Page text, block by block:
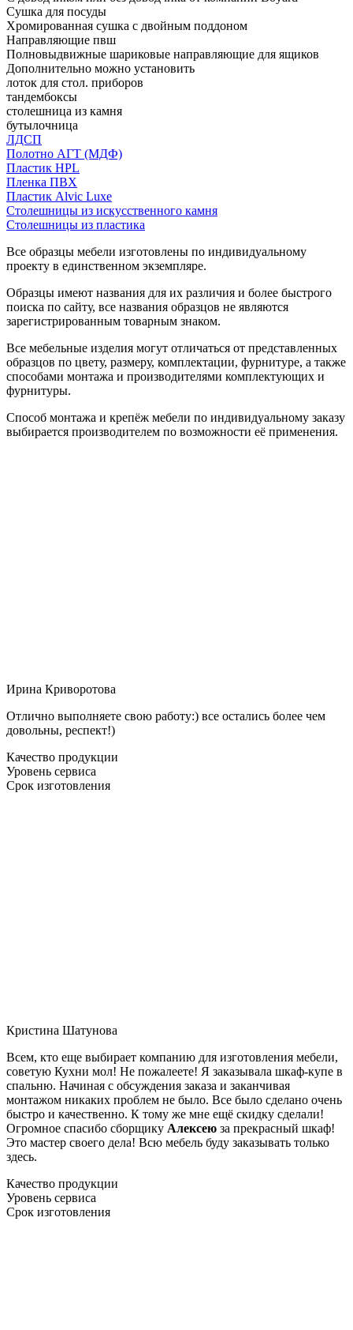
Сушка для посуды
Хромированная сушка с двойным поддоном
Направляющие пвш
Полновыдвижные шариковые направляющие для ящиков
Дополнительно можно установить
лоток для стол. приборов
тандембоксы
столешница из камня
бутылочница
ЛДСП
Полотно АГТ (МДФ)
Пластик HPL
Пленка ПВХ
Пластик Alvic Luxe
Столешницы из искусственного камня
Столешницы из пластика
Все образцы мебели изготовлены по индивидуальному
проекту в единственном экземпляре.
Образцы имеют названия для их различия и более быстрого
поиска по сайту, все названия образцов не являются
зарегистрированным товарным знаком.
Все мебельные изделия могут отличаться от представленных
образцов по цвету, размеру, комплектации, фурнитуре, а также
способами монтажа и производителями комплектующих и
фурнитуры.
Способ монтажа и крепёж мебели по индивидуальному заказу
выбирается производителем по возможности её применения.
Ирина Криворотова
Отлично выполняете свою работу:) все остались более чем
довольны, респект!)
Качество продукции
Уровень сервиса
Срок изготовления
Кристина Шатунова
Всем, кто еще выбирает компанию для изготовления мебели,
советую Кухни мол! Не пожалеете! Я заказывала шкаф-купе в
спальню. Начиная с обсуждения заказа и заканчивая
монтажом никаких проблем не было. Все было сделано очень
быстро и качественно. К тому же мне ещё скидку сделали!
Огромное спасибо сборщику Алексею за прекрасный шкаф!
Это мастер своего дела! Всю мебель буду заказывать только
здесь.
Качество продукции
Уровень сервиса
Срок изготовления